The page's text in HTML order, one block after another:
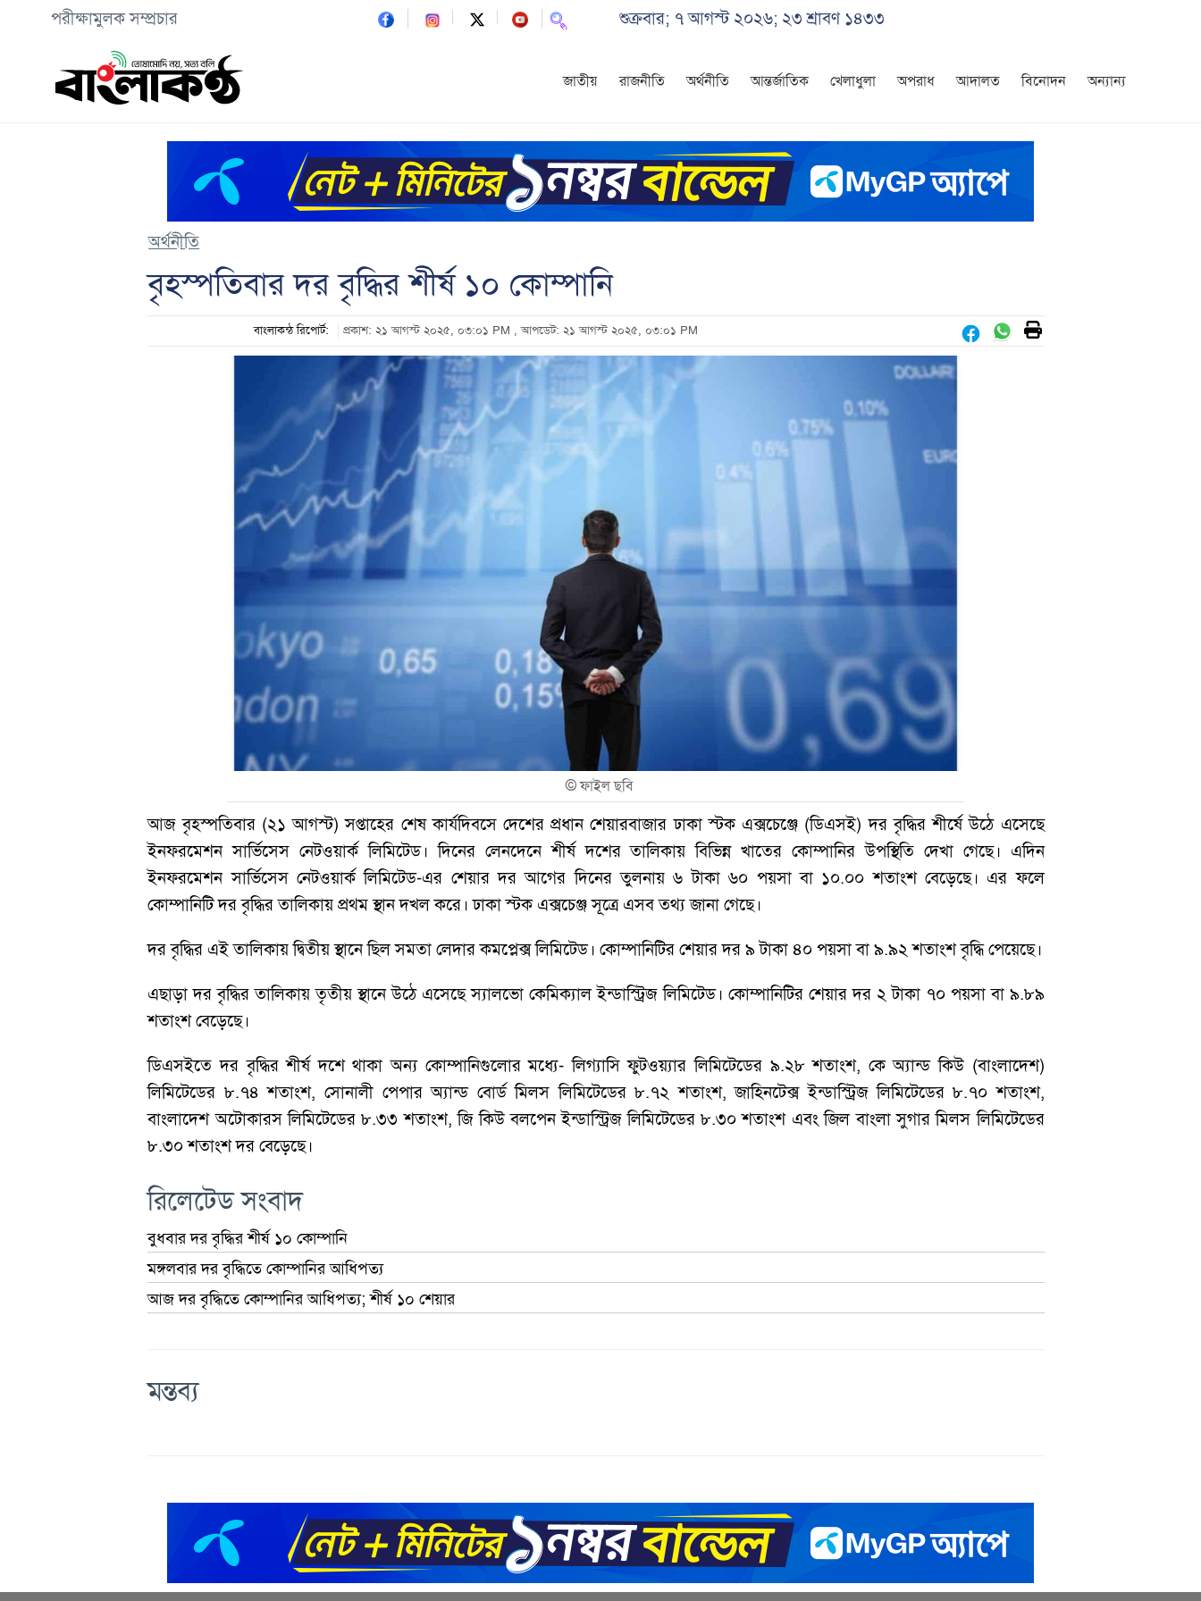
পরীক্ষামুলক সম্প্রচার শুক্রবার; ৭ আগস্ট ২০২৬; ২৩ শ্রাবণ ১৪৩৩
জাতীয় রাজনীতি অর্থনীতি আন্তর্জাতিক খেলাধুলা অপরাধ আদালত বিনোদন অন্যান্য
অর্থনীতি
বৃহস্পতিবার দর বৃদ্ধির শীর্ষ ১০ কোম্পানি
বাংলাকন্ঠ রিপোর্ট: প্রকাশ: ২১ আগস্ট ২০২৫, ০৩:০১ PM , আপডেট: ২১ আগস্ট ২০২৫, ০৩:০১ PM
©ফাইল ছবি
আজ বৃহস্পতিবার (২১ আগস্ট) সপ্তাহের শেষ কার্যদিবসে দেশের প্রধান শেয়ারবাজার ঢাকা স্টক এক্সচেঞ্জে (ডিএসই) দর বৃদ্ধির শীর্ষে উঠে এসেছে
ইনফরমেশন সার্ভিসেস নেটওয়ার্ক লিমিটেড। দিনের লেনদেনে শীর্ষ দশের তালিকায় বিভিন্ন খাতের কোম্পানির উপস্থিতি দেখা গেছে। এদিন
ইনফরমেশন সার্ভিসেস নেটওয়ার্ক লিমিটেড-এর শেয়ার দর আগের দিনের তুলনায় ৬ টাকা ৬০ পয়সা বা ১০.০০ শতাংশ বেড়েছে। এর ফলে
কোম্পানিটি দর বৃদ্ধির তালিকায় প্রথম স্থান দখল করে। ঢাকা স্টক এক্সচেঞ্জ সূত্রে এসব তথ্য জানা গেছে।
দর বৃদ্ধির এই তালিকায় দ্বিতীয় স্থানে ছিল সমতা লেদার কমপ্লেক্স লিমিটেড। কোম্পানিটির শেয়ার দর ৯ টাকা ৪০ পয়সা বা ৯.৯২ শতাংশ বৃদ্ধি পেয়েছে।
এছাড়া দর বৃদ্ধির তালিকায় তৃতীয় স্থানে উঠে এসেছে স্যালভো কেমিক্যাল ইন্ডাস্ট্রিজ লিমিটেড। কোম্পানিটির শেয়ার দর ২ টাকা ৭০ পয়সা বা ৯.৮৯
শতাংশ বেড়েছে।
ডিএসইতে দর বৃদ্ধির শীর্ষ দশে থাকা অন্য কোম্পানিগুলোর মধ্যে- লিগ্যাসি ফুটওয়্যার লিমিটেডের ৯.২৮ শতাংশ, কে অ্যান্ড কিউ (বাংলাদেশ)
লিমিটেডের ৮.৭৪ শতাংশ, সোনালী পেপার অ্যান্ড বোর্ড মিলস লিমিটেডের ৮.৭২ শতাংশ, জাহিনটেক্স ইন্ডাস্ট্রিজ লিমিটেডের ৮.৭০ শতাংশ,
বাংলাদেশ অটোকারস লিমিটেডের ৮.৩৩ শতাংশ, জি কিউ বলপেন ইন্ডাস্ট্রিজ লিমিটেডের ৮.৩০ শতাংশ এবং জিল বাংলা সুগার মিলস লিমিটেডের
৮.৩০ শতাংশ দর বেড়েছে।
রিলেটেড সংবাদ
বুধবার দর বৃদ্ধির শীর্ষ ১০ কোম্পানি
মঙ্গলবার দর বৃদ্ধিতে কোম্পানির আধিপত্য
আজ দর বৃদ্ধিতে কোম্পানির আধিপত্য; শীর্ষ ১০ শেয়ার
মন্তব্য